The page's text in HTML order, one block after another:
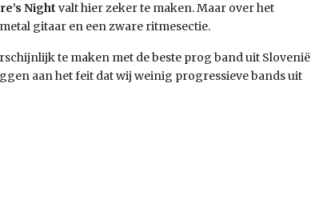
Night valt hier zeker te maken. Maar over het
gitaar en een zware ritmesectie.
te maken met de beste prog band uit Slovenië
aan het feit dat wij weinig progressieve bands uit